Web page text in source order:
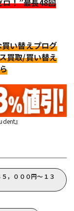
！”最長48回
い替えプログ
買取/買い替え
』
，０００円～１３